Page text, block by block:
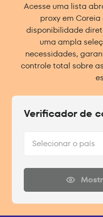
Acesse uma lista
proxy em
disponibilidade
uma ampla
necessidades,
controle total sobre
Verificador de
Selecionar o país